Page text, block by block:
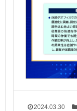
2024.03.30